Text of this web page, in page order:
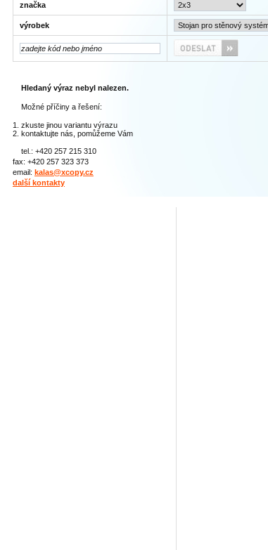
značka
výrobek
Hledaný výraz nebyl nalezen.
Možné příčiny a řešení:
zkuste jinou variantu výrazu
kontaktujte nás, pomůžeme Vám
tel.: +420 257 215 310
fax: +420 257 323 373
email: kalas@xcopy.cz
další kontakty